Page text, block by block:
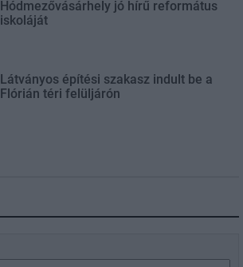
Hódmezővásárhely jó hírű református
iskoláját
Látványos építési szakasz indult be a
Flórián téri felüljárón